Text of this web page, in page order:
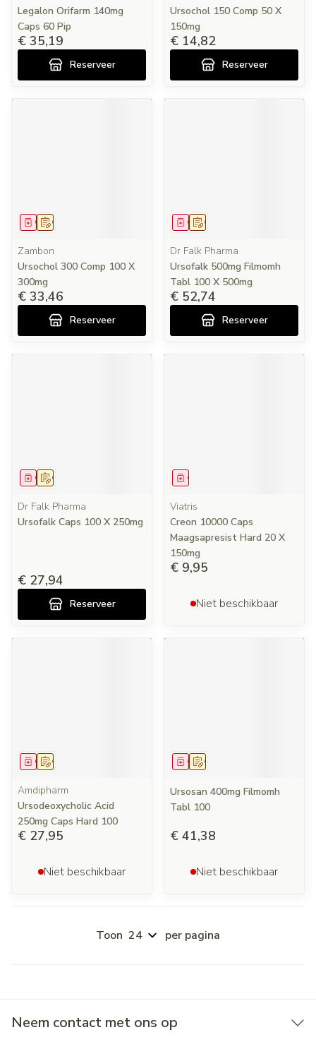
Legalon Orifarm 140mg
Caps 60 Pip
€ 35,19
Reserveer
Ursochol 150 Comp 50 X
150mg
€ 14,82
Reserveer
Op voorschrift
Geneesmiddel
Zambon
Ursochol 300 Comp 100 X
300mg
€ 33,46
Reserveer
Op voorschrift
Geneesmiddel
Dr Falk Pharma
Ursofalk 500mg Filmomh
Tabl 100 X 500mg
€ 52,74
Reserveer
Op voorschrift
Geneesmiddel
Dr Falk Pharma
Ursofalk Caps 100 X 250mg
€ 27,94
Reserveer
Geneesmiddel
Viatris
Creon 10000 Caps
Maagsapresist Hard 20 X
150mg
€ 9,95
Niet beschikbaar
Op voorschrift
Geneesmiddel
Amdipharm
Ursodeoxycholic Acid
250mg Caps Hard 100
€ 27,95
Niet beschikbaar
Op voorschrift
Geneesmiddel
Ursosan 400mg Filmomh
Tabl 100
€ 41,38
Niet beschikbaar
Toon per pagina
Neem contact met ons op